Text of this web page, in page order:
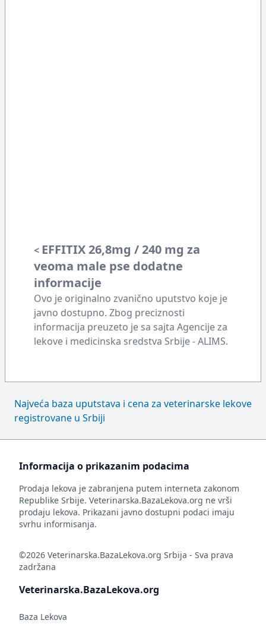
< EFFITIX 26,8mg / 240 mg za
veoma male pse dodatne
informacije
Ovo je originalno zvanično uputstvo koje je
javno dostupno. Zbog preciznosti
informacija preuzeto je sa sajta Agencije za
lekove i medicinska sredstva Srbije - ALIMS.
Najveća baza uputstava i cena za veterinarske lekove
registrovane u Srbiji
Informacija o prikazanim podacima
Prodaja lekova je zabranjena putem interneta zakonom
Republike Srbije. Veterinarska.BazaLekova.org ne vrši
prodaju lekova. Prikazani javno dostupni podaci imaju
svrhu informisanja.
©2026 Veterinarska.BazaLekova.org Srbija - Sva prava
zadržana
Veterinarska.BazaLekova.org
Baza Lekova